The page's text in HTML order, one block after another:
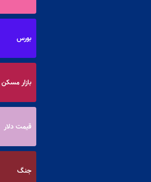
بورس
بازار مسکن
قیمت دلار
جنگ